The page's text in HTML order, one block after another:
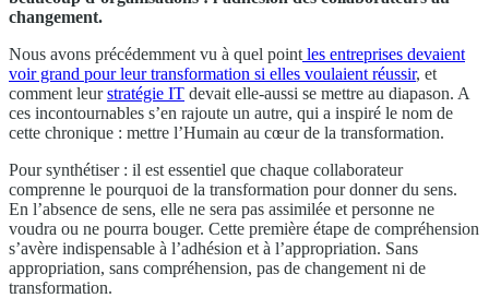
changement.
Nous avons précédemment vu à quel point les entreprises devaient
voir grand pour leur transformation si elles voulaient réussir, et
comment leurstratégie IT devait elle-aussi se mettre au diapason. A
ces incontournables s’en rajoute un autre, qui a inspiré le nom de
cette chronique : mettre l’Humain au cœur de la transformation.
Pour synthétiser : il est essentiel que chaque collaborateur
comprenne le pourquoi de la transformation pour donner du sens.
En l’absence de sens, elle ne sera pas assimilée et personne ne
voudra ou ne pourra bouger. Cette première étape de compréhension
s’avère indispensable à l’adhésion et à l’appropriation. Sans
appropriation, sans compréhension, pas de changement ni de
transformation.